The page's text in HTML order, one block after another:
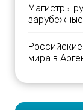
Магистры
мира в